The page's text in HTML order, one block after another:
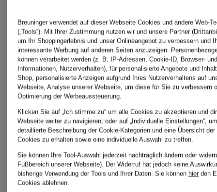
BIOTHERM
BOBBI
BROWN
CHANEL
MUGLER
ORIGINS
Breuninger verwendet auf dieser Webseite Cookies und andere Web-
(„Tools“). Mit Ihrer Zustimmung nutzen wir und unsere Partner
um Ihr Shoppingerlebnis und unser Onlineangebot zu verbessern und
interessante Werbung auf anderen Seiten anzuzeigen.
können verarbeitet werden (z. B. IP-Adressen, Cookie-ID, Browser-
Informationen, Nutzerverhalten), für personalisierte Angebote und
Shop, personalisierte Anzeigen aufgrund Ihres Nutzerverhaltens auf
Webseite, Analyse unserer Webseite, um diese für Sie zu verbessern
Optimierung der Werbeaussteuerung.
Klicken Sie auf „Ich stimme zu“ um alle Cookies zu akzeptieren und
Webseite weiter zu navigieren; oder auf „Individuelle Einstellungen“,
detaillierte Beschreibung der Cookie-Kategorien und eine Übersicht
Cookies zu erhalten sowie eine individuelle Auswahl zu treffen.
Sie können Ihre Tool-Auswahl jederzeit nachträglich ändern oder
Fußbereich unserer Webseite). Der Widerruf hat jedoch keine
bisherige Verwendung der Tools und Ihrer Daten. Sie können hier den
Cookies ablehnen.